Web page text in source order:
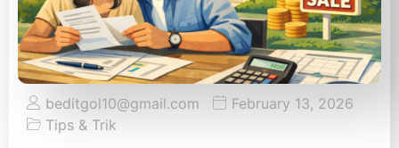
beditgol10@gmail.com
February 13, 2026
Tips & Trik